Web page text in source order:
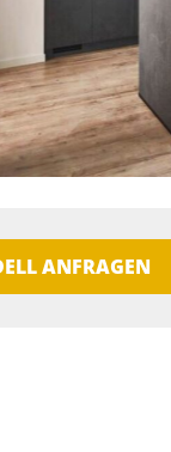
ANFRAGEN